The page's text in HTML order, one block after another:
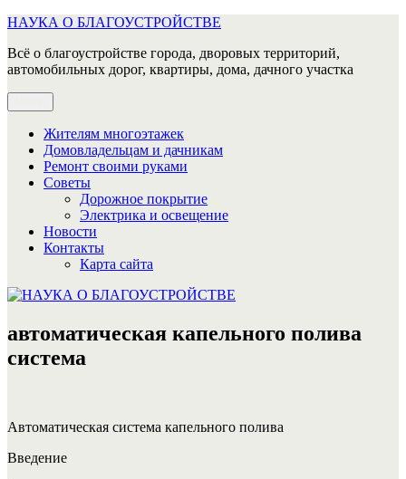
Перейти
содержимому
НАУКА О БЛАГОУСТРОЙСТВЕ
Всё о благоустройстве города, дворовых территорий,
автомобильных дорог, квартиры, дома, дачного участка
Жителям многоэтажек
Домовладельцам и дачникам
Ремонт своими руками
Советы
Дорожное покрытие
Электрика и освещение
Новости
Контакты
Карта сайта
автоматическая капельного полива
система
Автоматическая система капельного полива
Введение